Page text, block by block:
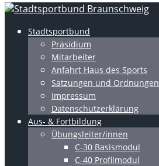
Stadtsportbund
Präsidium
Mitarbeiter
Anfahrt Haus des Sports
Satzungen und Ordnungen
Impressum
Datenschutzerklärung
Aus- & Fortbildung
Übungsleiter/innen
C-30 Basismodul
C-40 Profilmodul